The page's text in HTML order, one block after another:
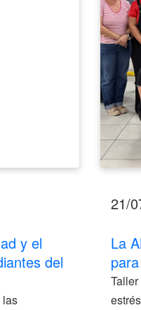
y el
del
las
para
objetivo.
21/
La